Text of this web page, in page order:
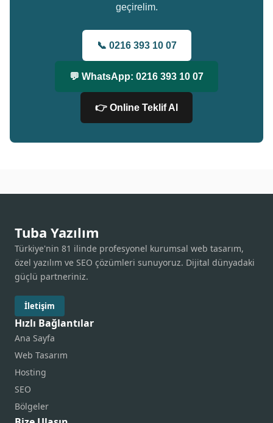
geçirelim.
📞 0216 393 10 07
💬 WhatsApp: 0216 393 10 07
👉 Online Teklif Al
Tuba Yazılım
Türkiye'nin 81 ilinde profesyonel kurumsal web tasarım,
özel yazılım ve SEO çözümleri sunuyoruz. Dijital dünyadaki
güçlü partneriniz.
İletişim
Hızlı Bağlantılar
Ana Sayfa
Web Tasarım
Hosting
SEO
Bölgeler